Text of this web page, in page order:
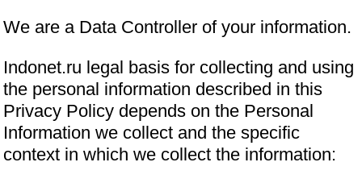
We are a Data Controller of your information.
Indonet.ru legal basis for collecting and using
the personal information described in this
Privacy Policy depends on the Personal
Information we collect and the specific
context in which we collect the information: